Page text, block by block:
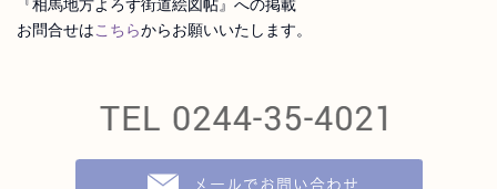
『相馬地方よろず街道絵図帖』への掲載
お問合せはこちらからお願いいたします。